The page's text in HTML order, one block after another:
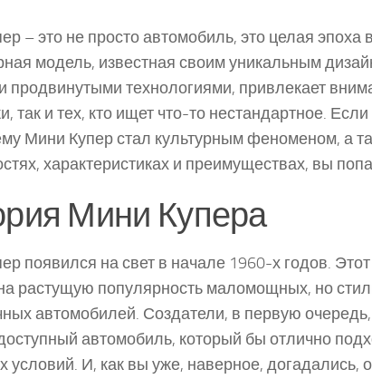
– это не просто автомобиль, это целая эпоха
модель, известная своим уникальным
продвинутыми технологиями, привлекает
так и тех, кто ищет что-то нестандартное. Если
Мини Купер стал культурным феноменом, а
характеристиках и преимуществах, вы
Мини Купера
появился на свет в начале 1960-х годов.
растущую популярность маломощных, но
автомобилей. Создатели, в первую
автомобиль, который бы отлично
условий. И, как вы уже, наверное, догадались,